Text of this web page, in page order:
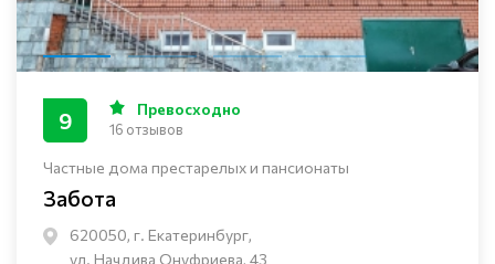
Частные дома престарелых и пансионаты
Забота
620050, г. Екатеринбург,
ул. Начдива Онуфриева, 43
9 Превосходно
16 отзывов